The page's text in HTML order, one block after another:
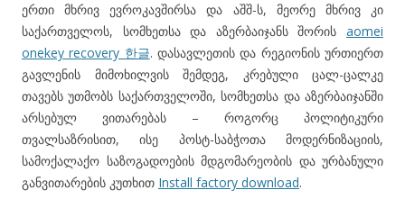
ერთი მხრივ ევროკავშირსა და აშშ-ს, მეორე მხრივ კი
საქართველოს, სომხეთსა და აზერბაიჯანს შორის aomei
onekey recovery 한글. დასავლეთის და რეგიონის ურთიერთ
გავლენის მიმოხილვის შემდეგ, კრებული ცალ-ცალკე
თავებს უთმობს საქართველოში, სომხეთსა და აზერბაიჯანში
არსებულ ვითარებას – როგორც პოლიტიკური
თვალსაზრისით, ისე პოსტ-საბჭოთა მოდერნიზაციის,
სამოქალაქო საზოგადოების მდგომარეობის და ურბანული
განვითარების კუთხით Install factory download.